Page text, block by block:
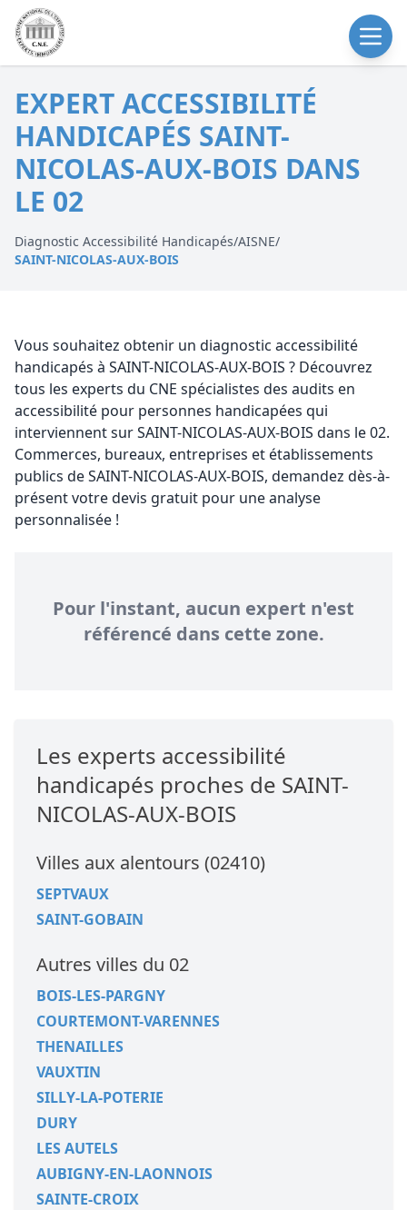
EXPERT ACCESSIBILITÉ
HANDICAPÉS SAINT-
NICOLAS-AUX-BOIS DANS
LE 02
Diagnostic Accessibilité Handicapés/AISNE/
SAINT-NICOLAS-AUX-BOIS
Vous souhaitez obtenir un diagnostic accessibilité
handicapés à SAINT-NICOLAS-AUX-BOIS ? Découvrez
tous les experts du CNE spécialistes des audits en
accessibilité pour personnes handicapées qui
interviennent sur SAINT-NICOLAS-AUX-BOIS dans le 02.
Commerces, bureaux, entreprises et établissements
publics de SAINT-NICOLAS-AUX-BOIS, demandez dès-à-
présent votre devis gratuit pour une analyse
personnalisée !
Pour l'instant, aucun expert n'est
référencé dans cette zone.
Les experts accessibilité
handicapés proches de SAINT-
NICOLAS-AUX-BOIS
Villes aux alentours (02410)
SEPTVAUX
SAINT-GOBAIN
Autres villes du 02
BOIS-LES-PARGNY
COURTEMONT-VARENNES
THENAILLES
VAUXTIN
SILLY-LA-POTERIE
DURY
LES AUTELS
AUBIGNY-EN-LAONNOIS
SAINTE-CROIX